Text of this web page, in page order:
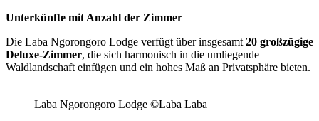
Unterkünfte mit Anzahl der Zimmer
Die Laba Ngorongoro Lodge verfügt über insgesamt 20 großzügige
Deluxe-Zimmer, die sich harmonisch in die umliegende
Waldlandschaft einfügen und ein hohes Maß an Privatsphäre bieten.
Laba Ngorongoro Lodge ©Laba Laba